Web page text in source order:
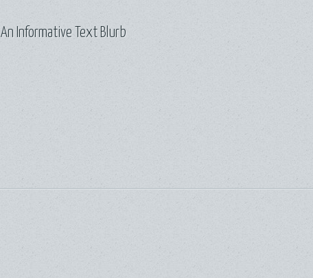
An Informative Text Blurb